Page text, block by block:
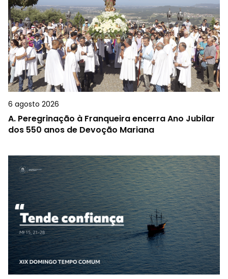
6 agosto 2026
A. Peregrinação à Franqueira encerra Ano Jubilar
dos 550 anos de Devoção Mariana